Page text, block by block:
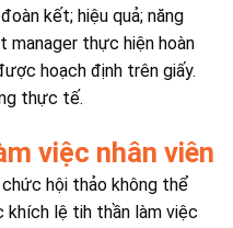
kết; hiệu quả; năng
manager thực hiện hoàn
hoạch định trên giấy.
thực tế.
việc nhân viên
hội thảo không thể
khích lệ tih thần làm việc